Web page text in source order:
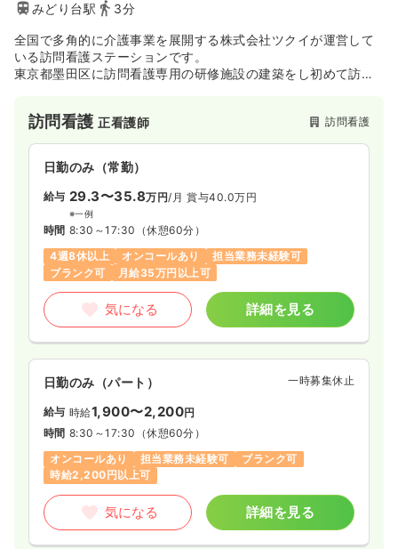
みどり台駅
3分
全国で多角的に介護事業を展開する株式会社ツクイが運営して
いる訪問看護ステーションです。
東京都墨田区に訪問看護専用の研修施設の建築をし初めて訪問
護師の仕事に専念しやすい環境がございます。
訪問看護正看護師 訪問看護
日勤のみ（常勤）
給与 29.3〜35.8万円/月 賞与40.0万円
※一例
時間 8:30～17:30 （休憩60分）
4週8休以上
オンコールあり
担当業務未経験可
ブランク可
月給35万円以上可
気になる 詳細を見る
日勤のみ（パート） 一時募集休止
給与 時給1,900〜2,200円
時間 8:30～17:30 （休憩60分）
オンコールあり
担当業務未経験可
ブランク可
時給2,200円以上可
気になる 詳細を見る